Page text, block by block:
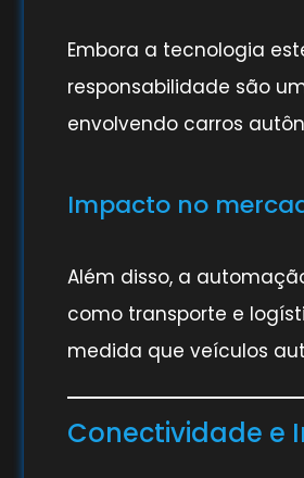
Embora a tecnologia
responsabilidade são
envolvendo carros
Impacto no
Além disso, a
como transporte e
medida que veículos
Conectividade e